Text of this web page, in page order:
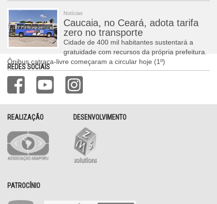
Notícias
Caucaia, no Ceará, adota tarifa
zero no transporte
Cidade de 400 mil habitantes sustentará a
gratuidade com recursos da própria prefeitura.
Ônibus catraca-livre começaram a circular hoje (1º)
REDES SOCIAIS
REALIZAÇÃO DESENVOLVIMENTO
PATROCÍNIO